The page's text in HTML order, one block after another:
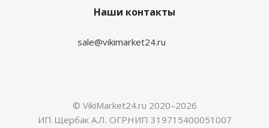
Наши контакты
sale@vikimarket24.ru
© VikiMarket24.ru 2020–2026
ИП Щербак А.Л. ОГРНИП 319715400051007